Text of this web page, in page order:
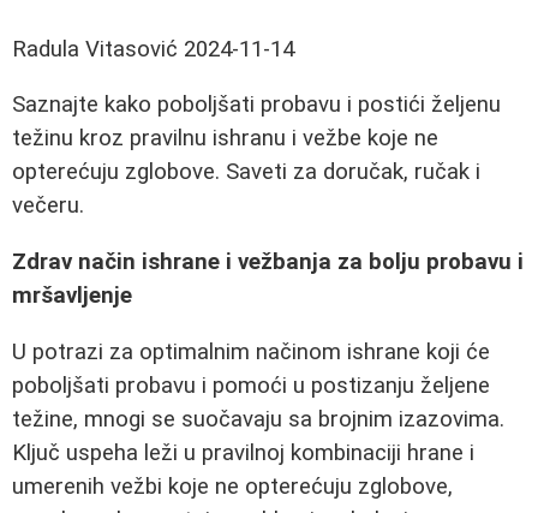
Radula Vitasović 2024-11-14
Saznajte kako poboljšati probavu i postići željenu
težinu kroz pravilnu ishranu i vežbe koje ne
opterećuju zglobove. Saveti za doručak, ručak i
večeru.
Zdrav način ishrane i vežbanja za bolju probavu i
mršavljenje
U potrazi za optimalnim načinom ishrane koji će
poboljšati probavu i pomoći u postizanju željene
težine, mnogi se suočavaju sa brojnim izazovima.
Ključ uspeha leži u pravilnoj kombinaciji hrane i
umerenih vežbi koje ne opterećuju zglobove,